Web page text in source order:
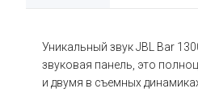
Уникальный звук JBL Bar
звуковая панель, это
и двумя в съемных